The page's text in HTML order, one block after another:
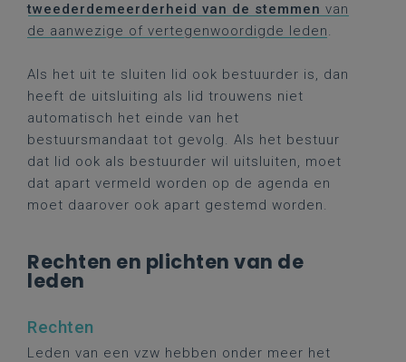
tweederdemeerderheid van de stemmen van
de aanwezige of vertegenwoordigde leden.
Als het uit te sluiten lid ook bestuurder is, dan
heeft de uitsluiting als lid trouwens niet
automatisch het einde van het
bestuursmandaat tot gevolg. Als het bestuur
dat lid ook als bestuurder wil uitsluiten, moet
dat apart vermeld worden op de agenda en
moet daarover ook apart gestemd worden.
Rechten en plichten van de
leden
Rechten
Leden van een vzw hebben onder meer het